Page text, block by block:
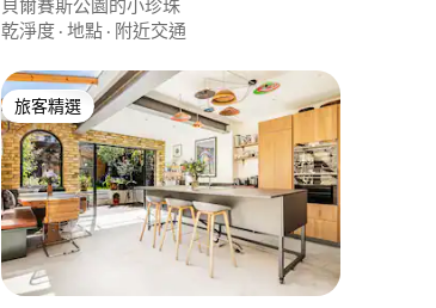
貝爾賽斯公園的小珍珠
乾淨度 · 地點 · 附近交通
旅客精選
旅客精選